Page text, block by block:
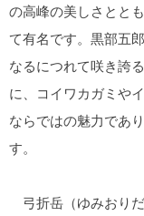
の高峰の美しさとと
て有名です。黒部五
なるにつれて咲き誇
に、コイワカガミや
ならではの魅力であ
す。
弓折岳（ゆみおり